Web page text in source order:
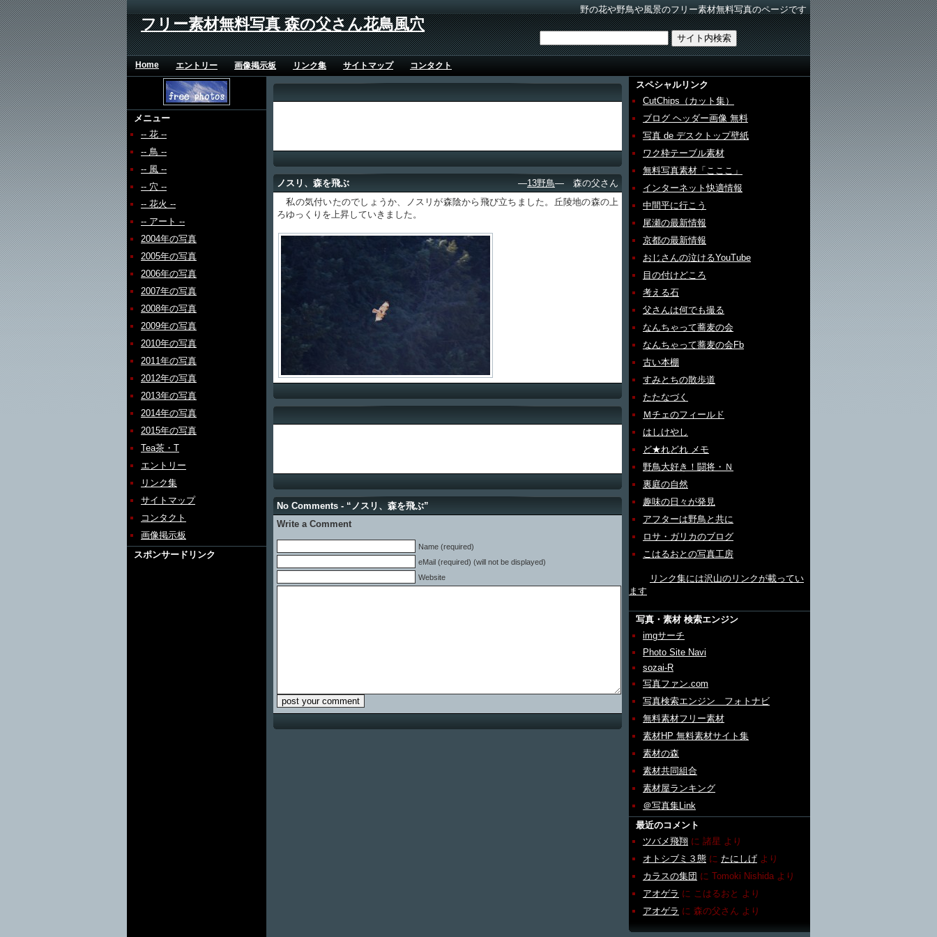
野の花や野鳥や風景のフリー素材無料写真のページです
フリー素材無料写真 森の父さん花鳥風穴
Home エントリー 画像掲示板 リンク集 サイトマップ コンタクト
メニュー
-- 花 --
-- 鳥 --
-- 風 --
-- 穴 --
-- 花火 --
-- アート --
2004年の写真
2005年の写真
2006年の写真
2007年の写真
2008年の写真
2009年の写真
2010年の写真
2011年の写真
2012年の写真
2013年の写真
2014年の写真
2015年の写真
Tea茶・T
エントリー
リンク集
サイトマップ
コンタクト
画像掲示板
スポンサードリンク
ノスリ、森を飛ぶ ―13野鳥― 森の父さん
私の気付いたのでしょうか、ノスリが森陰から飛び立ちました。丘陵地の森の上
ろゆっくりを上昇していきました。
No Comments - “ノスリ、森を飛ぶ”
Write a Comment
Name (required)
eMail (required) (will not be displayed)
Website
スペシャルリンク
CutChips（カット集）
ブログ ヘッダー画像 無料
写真 de デスクトップ壁紙
ワク枠テーブル素材
無料写真素材「こここ」
インターネット快適情報
中間平に行こう
尾瀬の最新情報
京都の最新情報
おじさんの泣けるYouTube
目の付けどころ
考える石
父さんは何でも撮る
なんちゃって蕎麦の会
なんちゃって蕎麦の会Fb
古い本棚
すみとちの散歩道
たたなづく
Ｍチェのフィールド
はしけやし
ど★れどれ メモ
野鳥大好き！闘将・Ｎ
裏庭の自然
趣味の日々が発見
アフターは野鳥と共に
ロサ・ガリカのブログ
こはるおとの写真工房
リンク集には沢山のリンクが載ってい
ます
写真・素材 検索エンジン
imgサーチ
Photo Site Navi
sozai-R
写真ファン.com
写真検索エンジン フォトナビ
無料素材フリー素材
素材HP 無料素材サイト集
素材の森
素材共同組合
素材屋ランキング
＠写真集Link
最近のコメント
ツバメ飛翔 に 諸星 より
オトシブミ３態 に たにしげ より
カラスの集団 に Tomoki Nishida より
アオゲラ に こはるおと より
アオゲラ に 森の父さん より